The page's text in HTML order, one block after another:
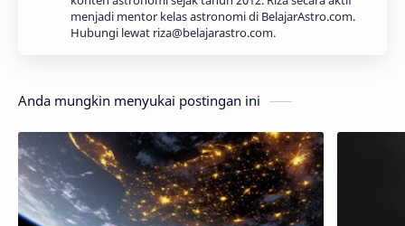
menjadi mentor kelas astronomi di BelajarAstro.com.
Hubungi lewat riza@belajarastro.com.
Anda mungkin menyukai postingan ini